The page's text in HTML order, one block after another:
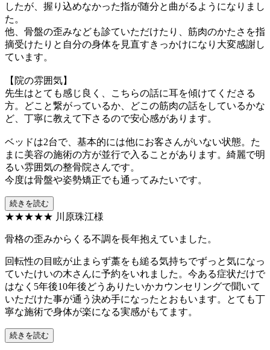
したが、握り込めなかった指が随分と曲がるようになりまし
た。
他、骨盤の歪みなども診ていただけたり、筋肉のかたさを指
摘受けたりと自分の身体を見直すきっかけになり大変感謝し
ています。
【院の雰囲気】
先生はとても感じ良く、こちらの話に耳を傾けてくださる
方。どこと繋がっているか、どこの筋肉の話をしているかな
ど、丁寧に教えて下さるので安心感があります。
ベッドは2台で、基本的には他にお客さんがいない状態。た
まに美容の施術の方が並行で入ることがあります。綺麗で明
るい雰囲気の整骨院さんです。
今度は骨盤や姿勢矯正でも通ってみたいです。
続きを読む
★★★★★ 川原珠江様
骨格の歪みからくる不調を長年抱えていました。
回転性の目眩が止まらず藁をも縋る気持ちでずっと気になっ
ていたけいの木さんに予約をいれました。今ある症状だけで
はなく5年後10年後どうありたいかカウンセリングで聞いて
いただけた事が通う決め手になったとおもいます。とても丁
寧な施術で身体が楽になる実感がもてます。
続きを読む